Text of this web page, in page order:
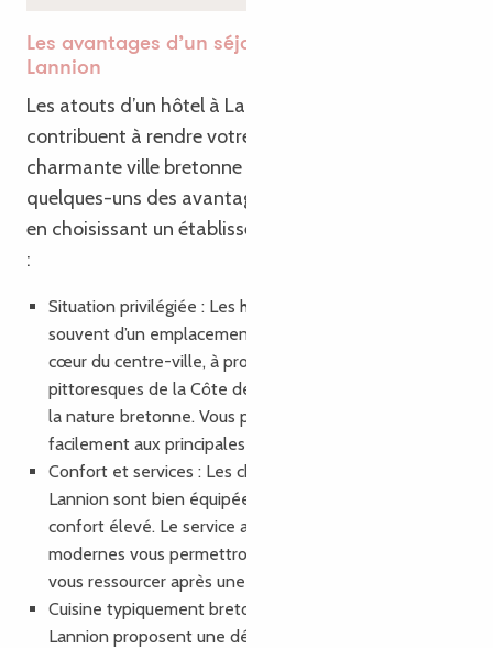
Les avantages d’un séjour dans un hôtel à
Lannion
Les atouts d’un hôtel à Lannion sont multiples et
contribuent à rendre votre expérience dans cette
charmante ville bretonne exceptionnelle. Voici
quelques-uns des avantages que vous apprécierez
en choisissant un établissement hôtelier à Lannion
:
Situation privilégiée : Les hôtels à Lannion bénéficient
souvent d’un emplacement stratégique, que ce soit au
cœur du centre-ville, à proximité des plages
pittoresques de la Côte de Granit Rose ou au milieu de
la nature bretonne. Vous pourrez ainsi accéder
facilement aux principales attractions de la région.
Confort et services : Les chambres des hôtels de
Lannion sont bien équipées et offrent un niveau de
confort élevé. Le service attentif et les équipements
modernes vous permettront de vous détendre et de
vous ressourcer après une journée d’exploration.
Cuisine typiquement bretonne : De nombreux hôtels à
Lannion proposent une délicieuse cuisine régionale,